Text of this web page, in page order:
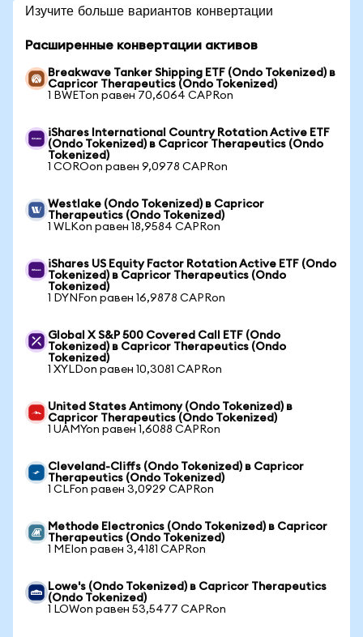
Изучите больше вариантов конвертации
Расширенные конвертации активов
Breakwave Tanker Shipping ETF (Ondo Tokenized) в
Capricor Therapeutics (Ondo Tokenized)
1 BWETon равен 70,6064 CAPRon
iShares International Country Rotation Active ETF
(Ondo Tokenized) в Capricor Therapeutics (Ondo
Tokenized)
1 COROon равен 9,0978 CAPRon
Westlake (Ondo Tokenized) в Capricor
Therapeutics (Ondo Tokenized)
1 WLKon равен 18,9584 CAPRon
iShares US Equity Factor Rotation Active ETF (Ondo
Tokenized) в Capricor Therapeutics (Ondo
Tokenized)
1 DYNFon равен 16,9878 CAPRon
Global X S&P 500 Covered Call ETF (Ondo
Tokenized) в Capricor Therapeutics (Ondo
Tokenized)
1 XYLDon равен 10,3081 CAPRon
United States Antimony (Ondo Tokenized) в
Capricor Therapeutics (Ondo Tokenized)
1 UAMYon равен 1,6088 CAPRon
Cleveland-Cliffs (Ondo Tokenized) в Capricor
Therapeutics (Ondo Tokenized)
1 CLFon равен 3,0929 CAPRon
Methode Electronics (Ondo Tokenized) в Capricor
Therapeutics (Ondo Tokenized)
1 MEIon равен 3,4181 CAPRon
Lowe's (Ondo Tokenized) в Capricor Therapeutics
(Ondo Tokenized)
1 LOWon равен 53,5477 CAPRon